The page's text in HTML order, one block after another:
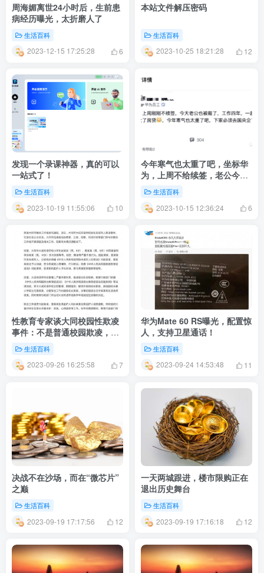
周海媚离世24小时后，生前患
病经历曝光，太折磨人了
生活百科
2023-12-15 17:25:28 6
本站文件解压密码
生活百科
2023-10-25 18:21:28 12
发现一个录课神器，真的可以
一站式了！
生活百科
2023-10-19 11:55:06 10
今年寒气也太重了吧，坐标华
为，上周不给续签，老公今天
也被裁了，下家必须去国央企
了 生活百科
2023-10-15 12:36:24 6
性教育专家谈大同校园性欺凌
事件：不是普通校园欺凌，属
于“性强暴”“性欺凌”！
生活百科
2023-09-26 16:25:58 7
华为Mate 60 RS曝光，配置惊
人，支持卫星通话！
生活百科
2023-09-24 14:53:48 11
决战不在沙场，而在“微芯片”
之巅
生活百科
2023-09-19 17:17:56 12
一天两城跟进，楼市限购正在
退出历史舞台
生活百科
2023-09-19 17:16:18 12